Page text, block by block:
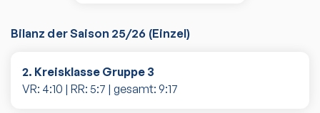
Bilanz der Saison 25/26 (Einzel)
2. Kreisklasse Gruppe 3
VR: 4:10 | RR: 5:7 | gesamt: 9:17